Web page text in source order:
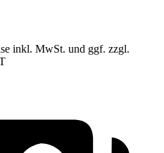
inkl. MwSt. und ggf. zzgl.